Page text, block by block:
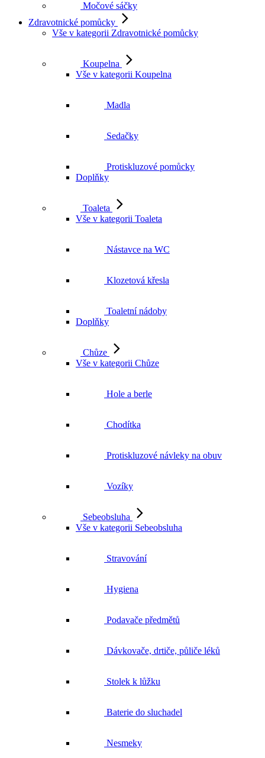
Močové sáčky
Zdravotnické pomůcky
Vše v kategorii Zdravotnické pomůcky
Koupelna
Vše v kategorii Koupelna
Madla
Sedačky
Protiskluzové pomůcky
Doplňky
Toaleta
Vše v kategorii Toaleta
Nástavce na WC
Klozetová křesla
Toaletní nádoby
Doplňky
Chůze
Vše v kategorii Chůze
Hole a berle
Chodítka
Protiskluzové návleky na obuv
Vozíky
Sebeobsluha
Vše v kategorii Sebeobsluha
Stravování
Hygiena
Podavače předmětů
Dávkovače, drtiče, půliče léků
Stolek k lůžku
Baterie do sluchadel
Nesmeky